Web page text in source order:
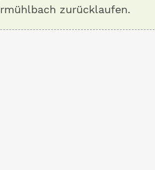
zurücklaufen.